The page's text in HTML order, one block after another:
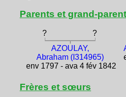
Parents et grand-
? ?
AZOULAY,
Abraham (I314965)
env 1797 - ava 4 fév 1842
Frères et sœurs